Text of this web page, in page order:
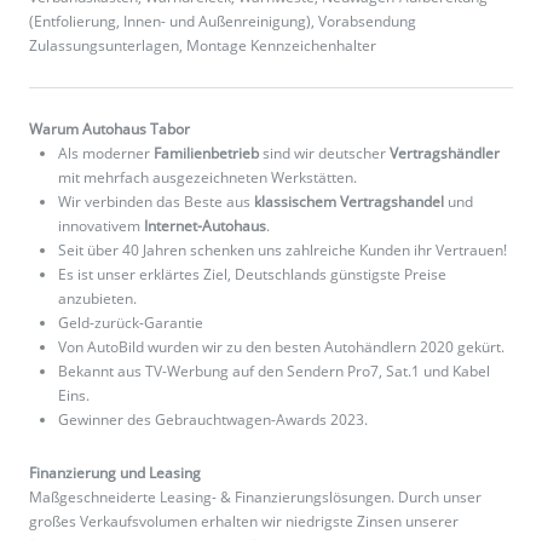
(Entfolierung, Innen- und Außenreinigung), Vorabsendung
Zulassungsunterlagen, Montage Kennzeichenhalter
Warum Autohaus Tabor
Als moderner Familienbetriebsind wir deutscherVertragshändler
mit mehrfach ausgezeichneten Werkstätten.
Wir verbinden das Beste aus klassischem Vertragshandel und
innovativem Internet-Autohaus.
Seit über 40 Jahren schenken uns zahlreiche Kunden ihr Vertrauen!
Es ist unser erklärtes Ziel, Deutschlands günstigste Preise
anzubieten.
Geld-zurück-Garantie
Von AutoBild wurden wir zu den besten Autohändlern 2020 gekürt.
Bekannt aus TV-Werbung auf den Sendern Pro7, Sat.1 und Kabel
Eins.
Gewinner des Gebrauchtwagen-Awards 2023.
Finanzierung und Leasing
Maßgeschneiderte Leasing- & Finanzierungslösungen. Durch unser
großes Verkaufsvolumen erhalten wir niedrigste Zinsen unserer